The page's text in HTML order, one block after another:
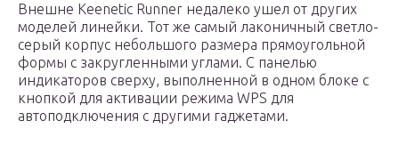
Внешне Keenetic Runner недалеко ушел от других
моделей линейки. Тот же самый лаконичный светло-
серый корпус небольшого размера прямоугольной
формы с закругленными углами. С панелью
индикаторов сверху, выполненной в одном блоке с
кнопкой для активации режима WPS для
автоподключения с другими гаджетами.